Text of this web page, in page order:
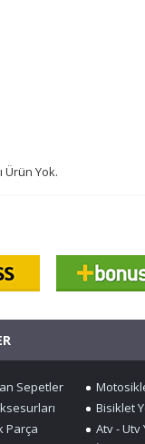
Ürün Yok.
Sepetler
Bisiklet
Parça
Atv - Utv